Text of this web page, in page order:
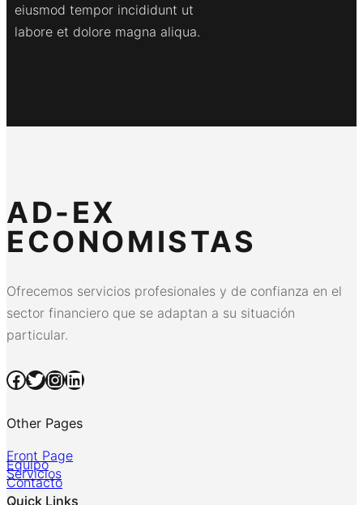
eiusmod tempor incididunt ut
labore et dolore magna aliqua.
AD-EX
ECONOMISTAS
Ofrecemos servicios profesionales y de confianza en el
sector financiero que se adaptan a su situación
particular.
Facebook Twitter InstagramLinkedIn
Other Pages
Front Page
Equipo
Servicios
Contacto
Quick Links